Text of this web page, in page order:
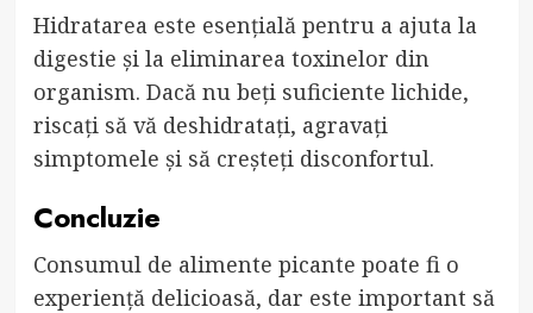
Hidratarea este esențială pentru a ajuta la
digestie și la eliminarea toxinelor din
organism. Dacă nu beți suficiente lichide,
riscați să vă deshidratați, agravați
simptomele și să creșteți disconfortul.
Concluzie
Consumul de alimente picante poate fi o
experiență delicioasă, dar este important să